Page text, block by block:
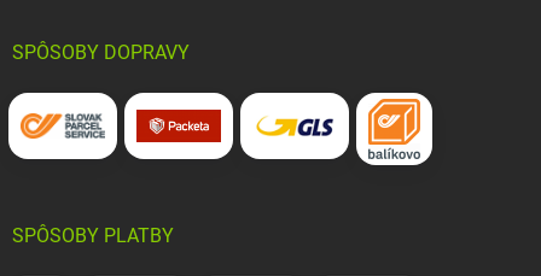
SPÔSOBY DOPRAVY
SPÔSOBY PLATBY